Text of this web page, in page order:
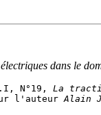
dans le
N°19, La
l'auteur Alain